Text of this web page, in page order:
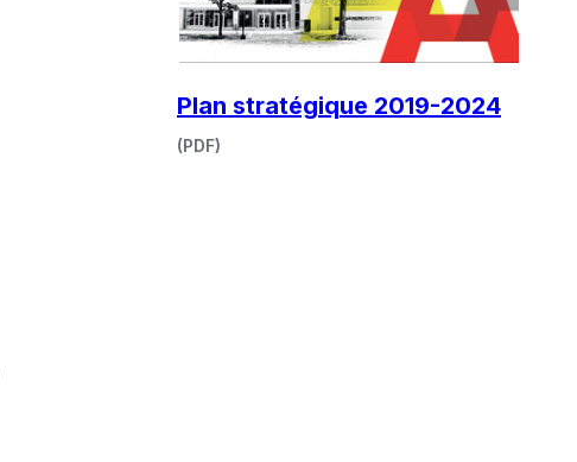
Plan stratégique 2019-2024Ce
(PDF)